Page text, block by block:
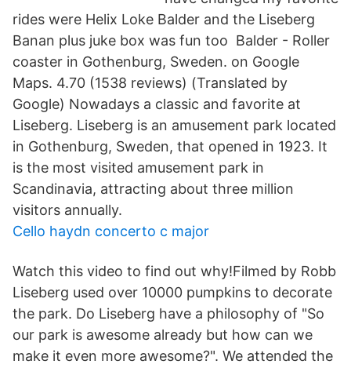
rides were Helix Loke Balder and the Liseberg
Banan plus juke box was fun too Balder - Roller
coaster in Gothenburg, Sweden. on Google
Maps. 4.70 (1538 reviews) (Translated by
Google) Nowadays a classic and favorite at
Liseberg. Liseberg is an amusement park located
in Gothenburg, Sweden, that opened in 1923. It
is the most visited amusement park in
Scandinavia, attracting about three million
visitors annually.
Cello haydn concerto c major
Watch this video to find out why!Filmed by Robb
Liseberg used over 10000 pumpkins to decorate
the park. Do Liseberg have a philosophy of "So
our park is awesome already but how can we
make it even more awesome?". We attended the